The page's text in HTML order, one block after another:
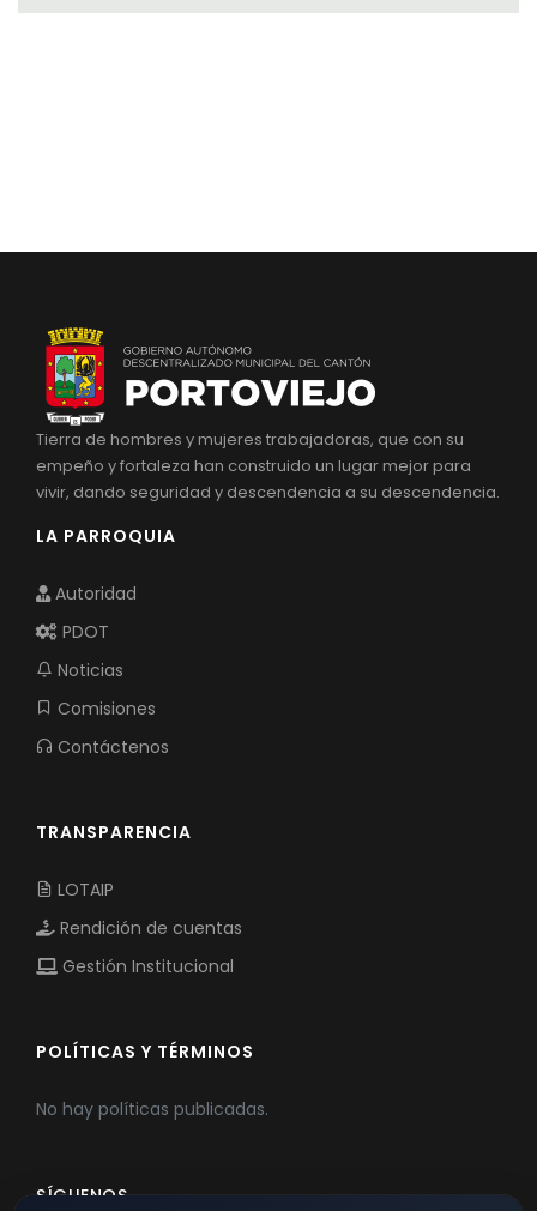
Tierra de hombres y mujeres trabajadoras, que con su
empeño y fortaleza han construido un lugar mejor para
vivir, dando seguridad y descendencia a su descendencia.
LA PARROQUIA
Autoridad
PDOT
Noticias
Comisiones
Contáctenos
TRANSPARENCIA
LOTAIP
Rendición de cuentas
Gestión Institucional
POLÍTICAS Y TÉRMINOS
No hay políticas publicadas.
SÍGUENOS